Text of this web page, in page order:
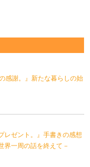
感謝。』新たな暮らしの始
レゼント。』手書きの感想
界一周の話を終えて－